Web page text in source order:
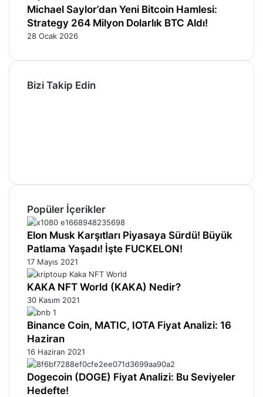
Michael Saylor’dan Yeni Bitcoin Hamlesi:
Strategy 264 Milyon Dolarlık BTC Aldı!
28 Ocak 2026
Bizi Takip Edin
Popüler İçerikler
Elon Musk Karşıtları Piyasaya Sürdü! Büyük
Patlama Yaşadı! İşte FUCKELON!
17 Mayıs 2021
KAKA NFT World (KAKA) Nedir?
30 Kasım 2021
Binance Coin, MATIC, IOTA Fiyat Analizi: 16
Haziran
16 Haziran 2021
Dogecoin (DOGE) Fiyat Analizi: Bu Seviyeler
Hedefte!